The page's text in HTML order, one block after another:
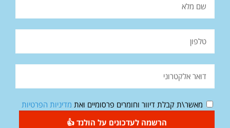
מאשר\ת קבלת דיוור וחומרים פרסומיים ואת מדיניות הפרטיות
הרשמה לעדכונים על הולנד 👍